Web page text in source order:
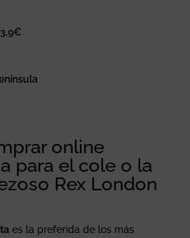
online
para el cole o la
Rex London
es la preferida de los más